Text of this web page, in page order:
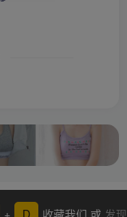
+ D 收藏我们 或 发现